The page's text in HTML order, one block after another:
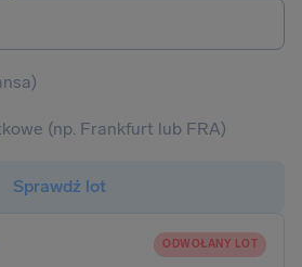
Sprawdź lot
ODWOŁANY LOT